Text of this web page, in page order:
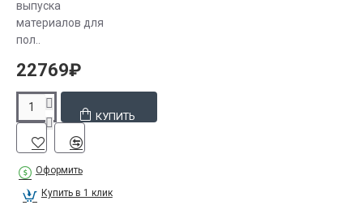
выпуска
материалов для
пол..
22769₽
КУПИТЬ
Оформить
Купить в 1 клик